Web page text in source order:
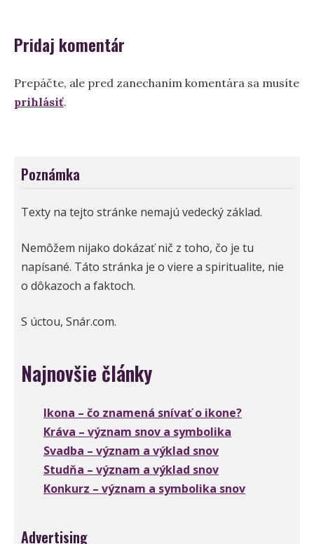
Pridaj komentár
Prepáčte, ale pred zanechaním komentára sa musíte
prihlásiť.
Poznámka
Texty na tejto stránke nemajú vedecký základ.
Nemôžem nijako dokázať nič z toho, čo je tu
napísané. Táto stránka je o viere a spiritualite, nie
o dôkazoch a faktoch.
S úctou, Snár.com.
Najnovšie články
Ikona – čo znamená snívať o ikone?
Kráva – význam snov a symbolika
Svadba – význam a výklad snov
Studňa – význam a výklad snov
Konkurz – význam a symbolika snov
Advertising